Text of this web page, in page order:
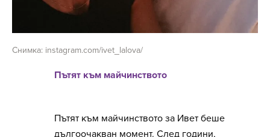
Снимка: instagram.com/ivet_lalova/
Пътят към майчинството
Пътят към майчинството за Ивет беше
дългоочакван момент. След години,